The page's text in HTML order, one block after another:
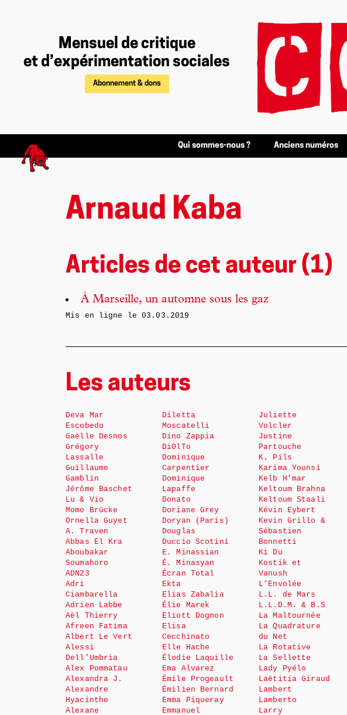
Mensuel de critique
et d’expérimentation sociales
Abonnement & dons
Qui sommes-nous ? Anciens numéros
Arnaud Kaba
Articles de cet auteur (1)
À Marseille, un automne sous les gaz
Mis en ligne le03.03.2019
Les auteurs
Deva Mar
Escobedo
Gaëlle Desnos
Grégory
Lassalle
Guillaume
Gamblin
Jérôme Baschet
Lu & Vio
Momo Brücke
Ornella Guyet
A. Traven
Abbas El Kra
Aboubakar
Soumahoro
ADN23
Adri
Ciambarella
Adrien Labbe
Aël Thierry
Afreen Fatima
Albert Le Vert
Alessi
Dell’Umbria
Alex Pommatau
Alexandra J.
Alexandre
Hyacinthe
Alexane
Diletta
Moscatelli
Dino Zappia
DiOlTo
Dominique
Carpentier
Dominique
Lapaffe
Donato
Doriane Grey
Doryan (Paris)
Douglas
Duccio Scotini
E. Minassian
É. Minasyan
Écran Total
Ekta
Elias Zabalia
Élie Marek
Eliott Dognon
Elisa
Cecchinato
Elle Hache
Élodie Laquille
Ema Alvarez
Émile Progeault
Émilien Bernard
Emma Piqueray
Emmanuel
Juliette
Volcler
Justine
Partouche
K. Pils
Karima Younsi
Kelb H’mar
Keltoum Brahna
Keltoum Staali
Kévin Eybert
Kevin Grillo &
Sébastien
Bonnetti
Ki Du
Kostik et
Vanush
L’Envolée
L.L. de Mars
L.L.D.M. & B.S
La Maltournée
La Quadrature
du Net
La Rotative
La Sellette
Lady Pyélo
Laëtitia Giraud
Lambert
Lamberto
Larry